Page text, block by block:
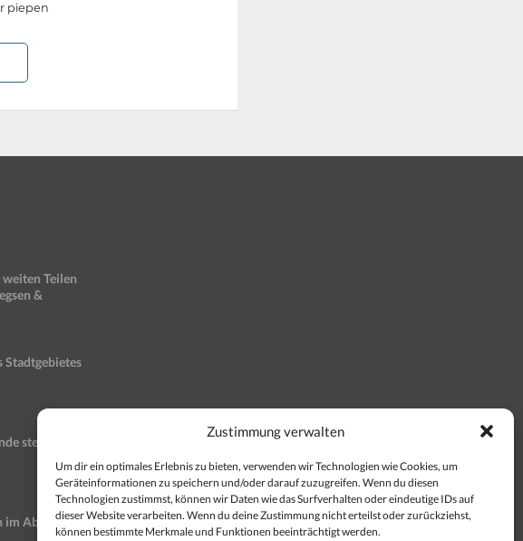
Zustimmung verwalten
Um dir ein optimales Erlebnis zu bieten, verwenden wir Technologien wie Cookies, um
Geräteinformationen zu speichern und/oder darauf zuzugreifen. Wenn du diesen
Technologien zustimmst, können wir Daten wie das Surfverhalten oder eindeutige IDs auf
dieser Website verarbeiten. Wenn du deine Zustimmung nicht erteilst oder zurückziehst,
können bestimmte Merkmale und Funktionen beeinträchtigt werden.
piepen
Teilen
&
Stadtgebietes
steigt weiter:
im Abschnitt